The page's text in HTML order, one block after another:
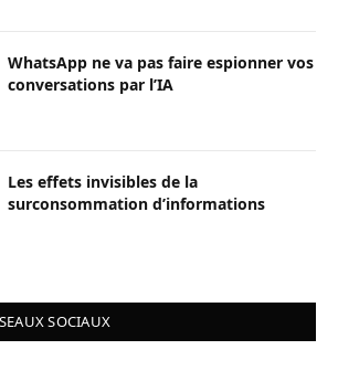
WhatsApp ne va pas faire espionner vos
conversations par l’IA
Les effets invisibles de la
surconsommation d’informations
SOCIAUX